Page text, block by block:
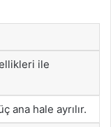
ile
ana hale ayrılır.